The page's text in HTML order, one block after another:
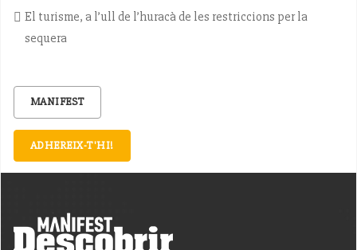
El turisme, a l’ull de l’huracà de les restriccions per la
sequera
MANIFEST
ADHEREIX-T'HI!